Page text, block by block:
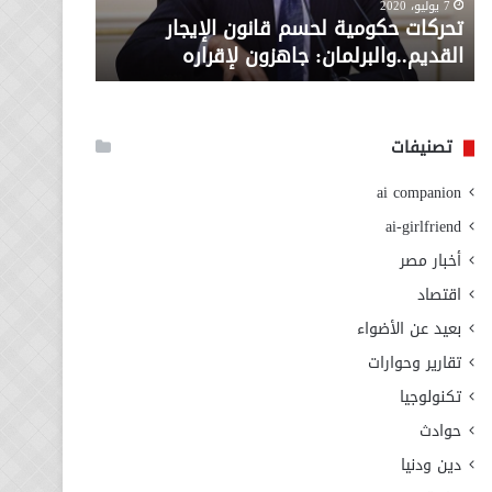
لإقراره
7 يوليو، 2020
تحركات حكومية لحسم قانون الإيجار
القديم..والبرلمان: جاهزون لإقراره
من
وزارة
الاجتماعي
تصنيفات
ai companion
ai-girlfriend
أخبار مصر
اقتصاد
بعيد عن الأضواء
تقارير وحوارات
تكنولوجيا
حوادث
دين ودنيا